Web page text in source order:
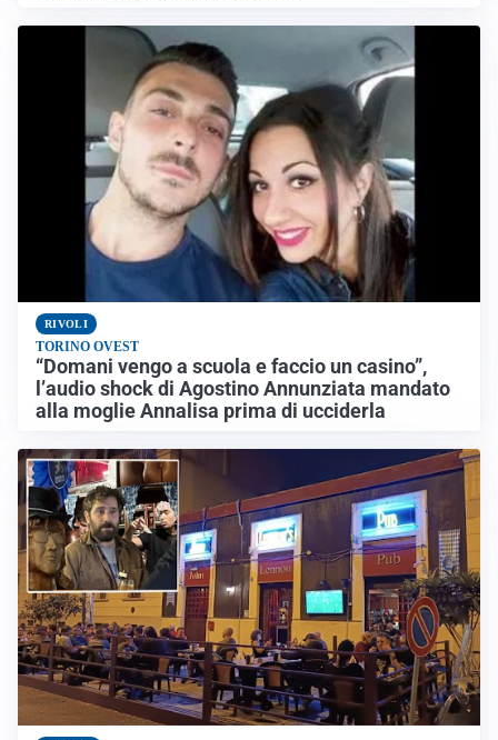
RIVOLI
TORINO OVEST
“Domani vengo a scuola e faccio un casino”,
l’audio shock di Agostino Annunziata mandato
alla moglie Annalisa prima di ucciderla